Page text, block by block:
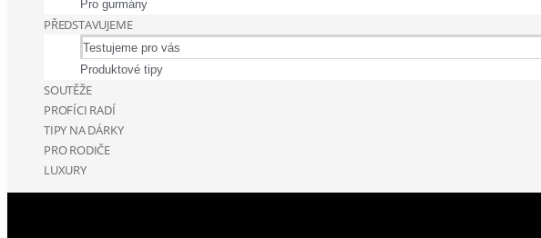
Pro gurmány
PŘEDSTAVUJEME
Testujeme pro vás
Produktové tipy
SOUTĚŽE
PROFÍCI RADÍ
TIPY NA DÁRKY
PRO RODIČE
LUXURY